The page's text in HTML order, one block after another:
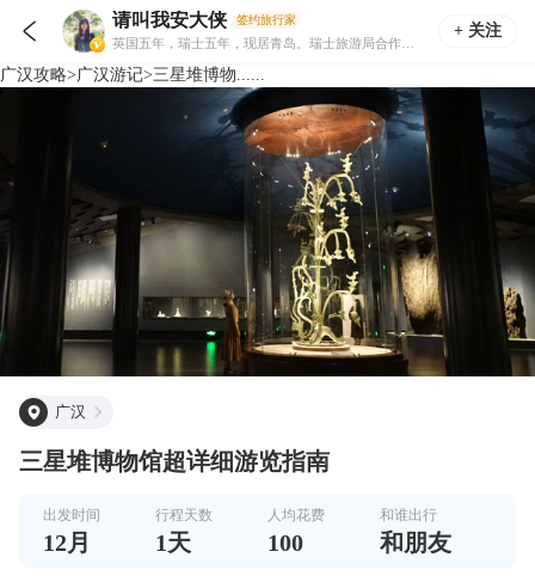
 请叫我安大侠 签约旅行家
+ 关注
广汉攻略>广汉游记>三星堆博物......
广汉
三星堆博物馆超详细游览指南
出发时间
12月
行程天数
1天
人均花费
100
和谁出行
和朋友